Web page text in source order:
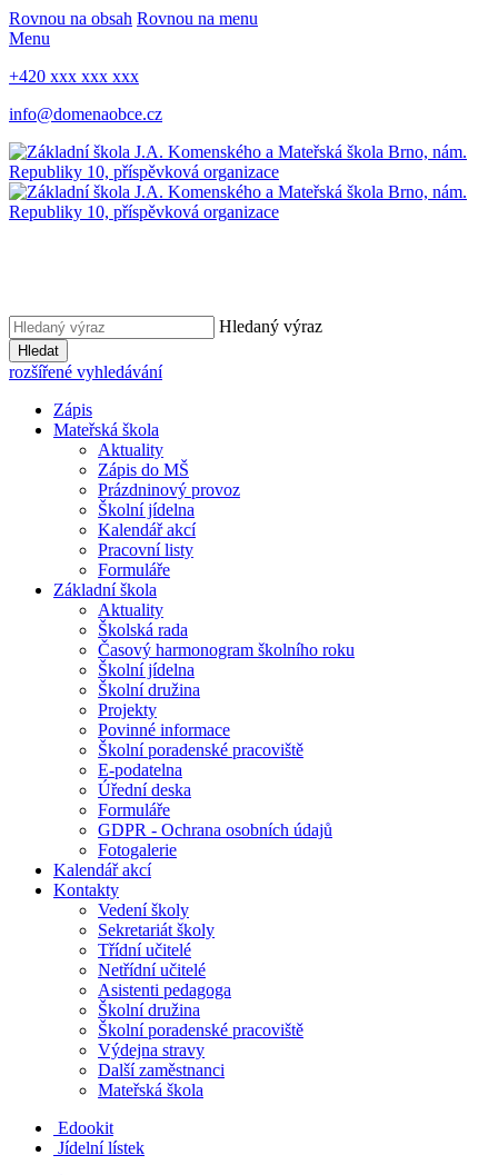
Rovnou na obsah Rovnou na menu
Menu
+420 xxx xxx xxx
info@domenaobce.cz
Hledaný výraz
Hledat
rozšířené vyhledávání
Zápis
Mateřská škola
Aktuality
Zápis do MŠ
Prázdninový provoz
Školní jídelna
Kalendář akcí
Pracovní listy
Formuláře
Základní škola
Aktuality
Školská rada
Časový harmonogram školního roku
Školní jídelna
Školní družina
Projekty
Povinné informace
Školní poradenské pracoviště
E-podatelna
Úřední deska
Formuláře
GDPR - Ochrana osobních údajů
Fotogalerie
Kalendář akcí
Kontakty
Vedení školy
Sekretariát školy
Třídní učitelé
Netřídní učitelé
Asistenti pedagoga
Školní družina
Školní poradenské pracoviště
Výdejna stravy
Další zaměstnanci
Mateřská škola
Edookit
Jídelní lístek